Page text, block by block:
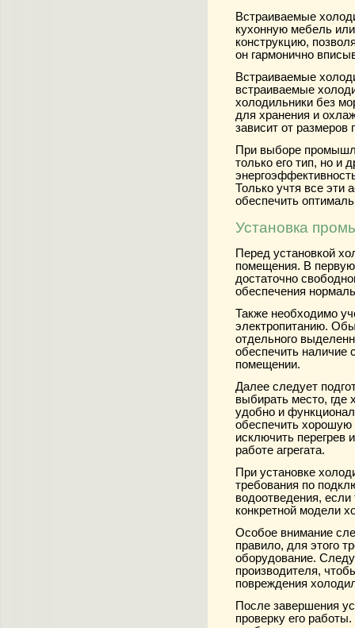
Встраиваемые
кухонную мебель
конструкцию,
он гармонично
Встраиваемые
встраиваемые
холодильники без
для хранения и
зависит от размеров
При выборе
только его тип, но и
Только учтя все эти
обеспечить
Установка
Перед установкой
помещения. В
достаточно
обеспечения
Также необходимо
электропитанию.
отдельного
обеспечить наличие
помещении.
Далее следует
выбирать место, где
удобно и
обеспечить хорошую
исключить перегрев
работе агрегата.
При установке
требования по
водоотведения,
конкретной модели
Особое внимание
правило, для этого
оборудование.
производителя,
повреждения
После завершения
проверку его